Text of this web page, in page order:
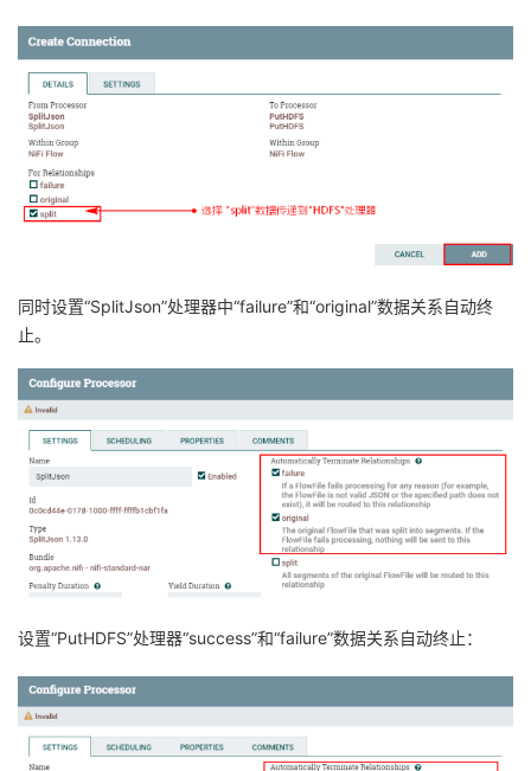
同时设置“SplitJson”处理器中“failure”和“original”数据关系自动终
止。
设置“PutHDFS”处理器“success”和“failure”数据关系自动终止：